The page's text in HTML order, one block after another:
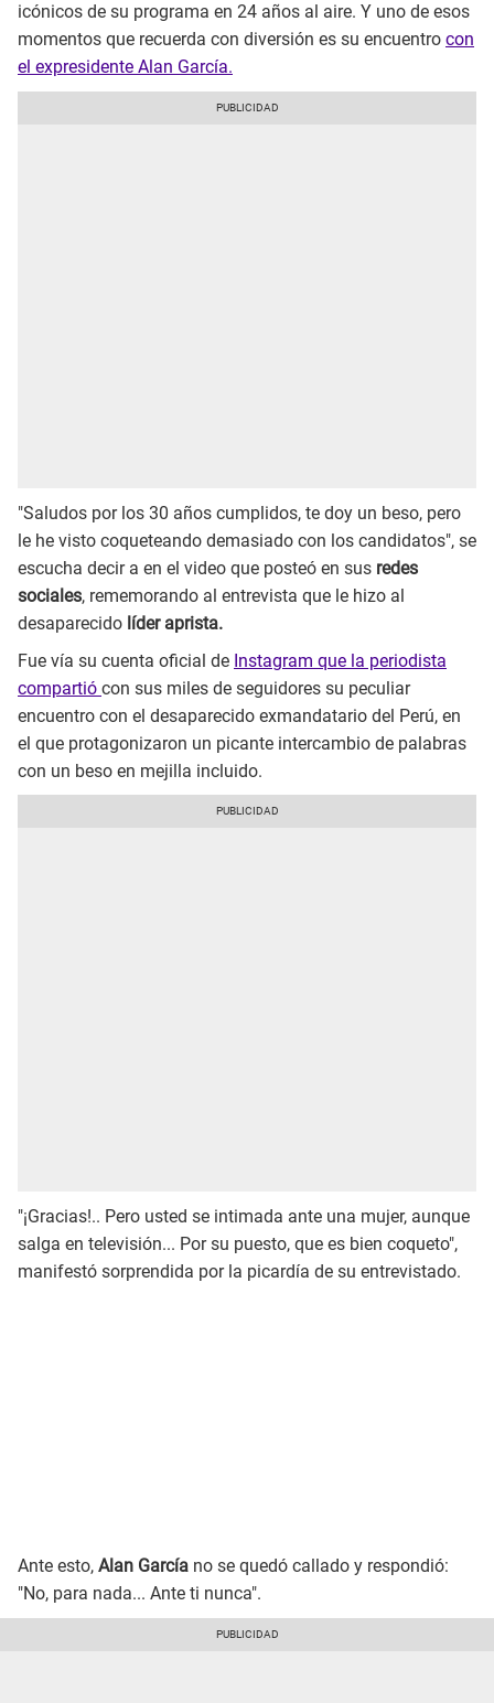
icónicos de su programa en 24 años al aire. Y uno de esos
momentos que recuerda con diversión es su encuentro con
el expresidente Alan García.
"Saludos por los 30 años cumplidos, te doy un beso, pero
le he visto coqueteando demasiado con los candidatos", se
escucha decir a en el video que posteó en sus redes
sociales, rememorando al entrevista que le hizo al
desaparecido líder aprista.
Fue vía su cuenta oficial de Instagram que la periodista
compartió con sus miles de seguidores su peculiar
encuentro con el desaparecido exmandatario del Perú, en
el que protagonizaron un picante intercambio de palabras
con un beso en mejilla incluido.
"¡Gracias!.. Pero usted se intimada ante una mujer, aunque
salga en televisión... Por su puesto, que es bien coqueto",
manifestó sorprendida por la picardía de su entrevistado.
Ante esto, Alan García no se quedó callado y respondió:
"No, para nada... Ante ti nunca".